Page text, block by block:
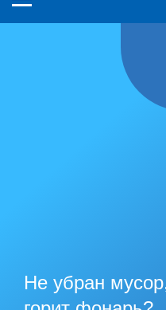
Не убран